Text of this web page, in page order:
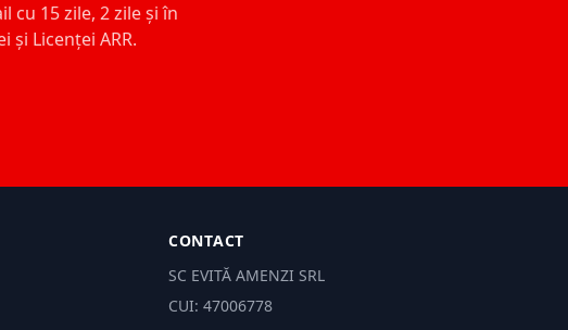
cu 15 zile, 2 zile și în
și Licenței ARR.
CONTACT
SC EVITĂ AMENZI SRL
CUI: 47006778